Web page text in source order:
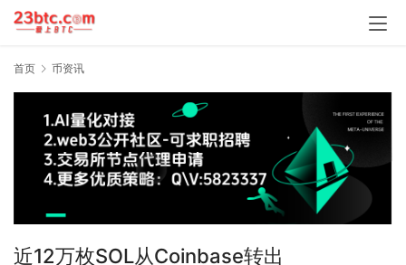
首页 币资讯
近12万枚SOL从Coinbase转出